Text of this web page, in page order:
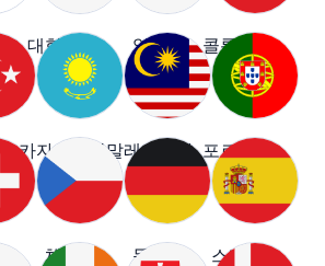
대한민국 일본 콜롬비아
카자흐스탄말레이시아 포르투갈
체코 독일 스페인